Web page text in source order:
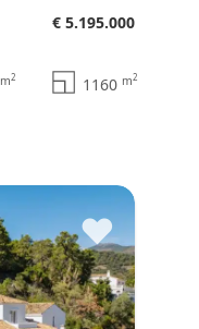
€ 5.195.000
m2 1160 m2
♥